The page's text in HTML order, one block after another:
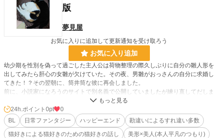
版
夢見屋
お気に入りに追加して更新通知を受け取ろう
お気に入り追加
幼少期を性別を偽って過ごした主人公は荷物整理の際久しぶりに自分の雛人形を
出してみたら肝心の女雛が欠けていた。その夜、男雛がおっさんの自分に求婚し
てきた！？その翌朝に、筒井筒な彼に再会しました。
前に、小説家になろうのサイトで別名義で公開していましたが練り直してだしま
番外編始めました。ハッピーバースデーを収録しました。過去編も多数収録して
います。番外編は、脇カプ達に占拠されそうです。
思うところありタグ変更しました。
24h.ポイント 0pt
0
BL
日常ファンタジー ハッピーエンド
勘違いによるすれ違い多数
猫好きによる猫好きのための猫好きの話し
美形×美人(本人平凡のつもり)